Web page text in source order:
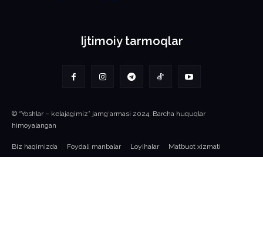
Ijtimoiy tarmoqlar
© “Yoshlar – kelajagimiz” jamg‘armasi 2024. Barcha huquqlar
himoyalangan
Biz haqimizda Foydali manbalar Loyihalar Matbuot xizmati